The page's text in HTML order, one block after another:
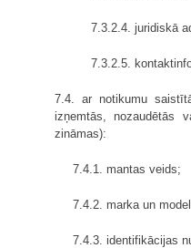
7.3.2.4. juridiskā
7.3.2.5.
7.4. ar notikumu
izņemtās, nozaudētās
zināmas):
7.4.1. mantas veids;
7.4.2. marka un
7.4.3. identifikācijas